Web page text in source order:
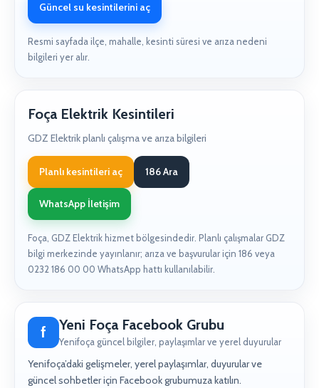
Güncel su kesintilerini aç
Resmi sayfada ilçe, mahalle, kesinti süresi ve arıza nedeni
bilgileri yer alır.
Foça Elektrik Kesintileri
GDZ Elektrik planlı çalışma ve arıza bilgileri
Planlı kesintileri aç 186 Ara
WhatsApp İletişim
Foça, GDZ Elektrik hizmet bölgesindedir. Planlı çalışmalar GDZ
bilgi merkezinde yayınlanır; arıza ve başvurular için 186 veya
0232 186 00 00 WhatsApp hattı kullanılabilir.
f Yeni Foça Facebook Grubu
Yenifoça güncel bilgiler, paylaşımlar ve yerel duyurular
Yenifoça’daki gelişmeler, yerel paylaşımlar, duyurular ve
güncel sohbetler için Facebook grubumuza katılın.